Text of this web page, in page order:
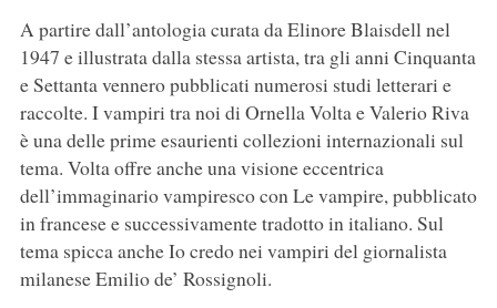
A partire dall’antologia curata da Elinore Blaisdell nel
1947 e illustrata dalla stessa artista, tra gli anni Cinquanta
e Settanta vennero pubblicati numerosi studi letterari e
raccolte. I vampiri tra noi di Ornella Volta e Valerio Riva
è una delle prime esaurienti collezioni internazionali sul
tema. Volta offre anche una visione eccentrica
dell’immaginario vampiresco con Le vampire, pubblicato
in francese e successivamente tradotto in italiano. Sul
tema spicca anche Io credo nei vampiri del giornalista
milanese Emilio de’ Rossignoli.